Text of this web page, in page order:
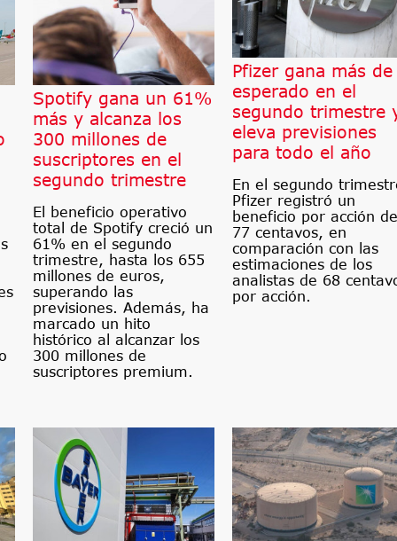
Spotify gana un 61%
más y alcanza los
300 millones de
suscriptores en el
segundo trimestre
El beneficio operativo
total de Spotify creció un
61% en el segundo
trimestre, hasta los 655
millones de euros,
superando las
previsiones. Además, ha
marcado un hito
histórico al alcanzar los
300 millones de
suscriptores premium.
Pfizer gana más de
esperado en el
segundo trimestre
eleva previsiones
para todo el año
En el segundo
Pfizer registró un
beneficio por acción de
77 centavos, en
comparación con las
estimaciones de los
analistas de 68
por acción.